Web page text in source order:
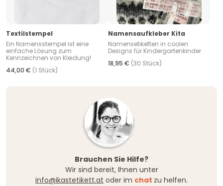
Textilstempel
Ein Namensstempel ist eine
einfache Lösung zum
Kennzeichnen von Kleidung!
44,00 € (1 Stück)
Namensaufkleber Kita
Namensetiketten in coolen
Designs für Kindergartenkinder
18,95 € (30 Stück)
Brauchen Sie Hilfe?
Wir sind bereit, Ihnen unter
info@ikastetikett.at oder im chat zu helfen.